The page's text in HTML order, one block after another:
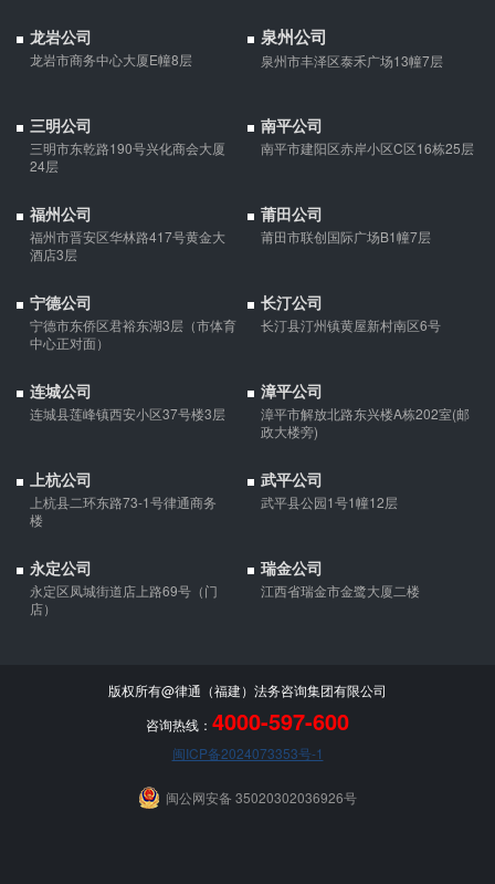
出借人只提供微信转账凭证，只能证明双方的借贷关系生效，但是
不能证明双方存在借款关系。
夫妻一方死亡后,债务怎么处理？
龙岩公司
龙岩市商务中心大厦E幢8层
泉州公司
泉州市丰泽区泰禾广场13幢7层
三明公司
三明市东乾路190号兴化商会大厦
24层
南平公司
南平市建阳区赤岸小区C区16栋25层
福州公司
福州市晋安区华林路417号黄金大
酒店3层
莆田公司
莆田市联创国际广场B1幢7层
宁德公司
宁德市东侨区君裕东湖3层（市体育
中心正对面）
长汀公司
长汀县汀州镇黄屋新村南区6号
连城公司
连城县莲峰镇西安小区37号楼3层
漳平公司
漳平市解放北路东兴楼A栋202室(邮
政大楼旁)
上杭公司
上杭县二环东路73-1号律通商务
楼
武平公司
武平县公园1号1幢12层
永定公司
永定区凤城街道店上路69号（门
店）
瑞金公司
江西省瑞金市金鹭大厦二楼
版权所有@律通（福建）法务咨询集团有限公司
咨询热线： 4000-597-600
闽ICP备2024073353号-1
闽公网安备 35020302036926号